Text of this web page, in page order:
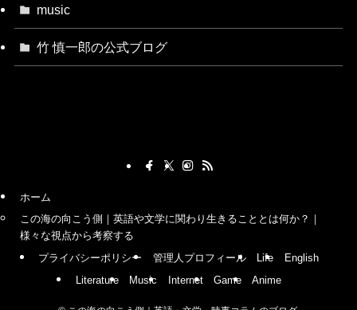
music
竹 慎一郎の公式ブログ
ホーム
この海の向こう側｜英語や文学に関わり生きることとは何か？｜
様々な視点から考察する
プライバシーポリシー
管理人プロフィール Life
English
Literature
Music Internet Game Anime